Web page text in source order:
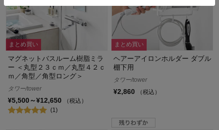
まとめ買い
マグネットバスルーム樹脂ミラ
ー ＜丸型２３ｃｍ／丸型４２ｃ
ｍ／角型／角型ロング＞
タワー/tower
¥5,500～¥12,650
（税込）
(1)
まとめ買い
ヘアーアイロンホルダー ダブル
棚下用
タワー/tower
¥2,860 （税込）